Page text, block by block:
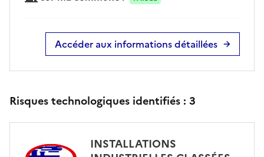
Accéder aux informations détaillées
Risques technologiques identifiés : 3
INSTALLATIONS